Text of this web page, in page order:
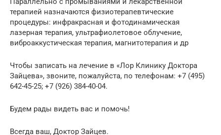
терапией назначаются физиотерапевтические
процедуры: инфракрасная и фотодинамическая
лазерная терапия, ультрафиолетовое облучение,
виброаккустическая терапия, магнитотерапия и др
Чтобы записать на лечение в «Лор Клинику Доктора
Зайцева», звоните, пожалуйста, по телефонам: +7 (495)
642-45-25; +7 (926) 384-40-04.
Будем рады видеть вас и помочь!
Всегда ваш, Доктор Зайцев.